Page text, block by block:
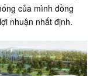
của mình đồng
nhuận nhất định.